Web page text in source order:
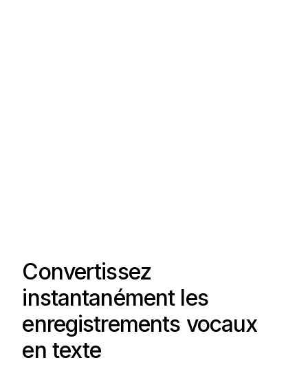
Convertissez
instantanément les
enregistrements vocaux
en texte